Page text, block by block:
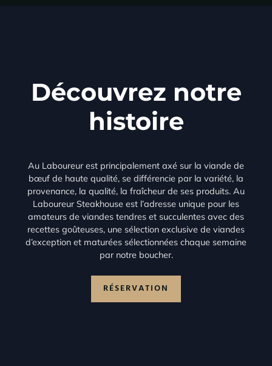
Découvrez notre
histoire
Au Laboureur est principalement axé sur la viande de
bœuf de haute qualité, se différencie par la variété, la
provenance, la qualité, la fraîcheur de ses produits. Au
Laboureur Steakhouse est l’adresse unique pour les
amateurs de viandes tendres et succulentes avec des
recettes goûteuses, une sélection exclusive de viandes
d’exception et maturées sélectionnées chaque semaine
par notre boucher.
RÉSERVATION